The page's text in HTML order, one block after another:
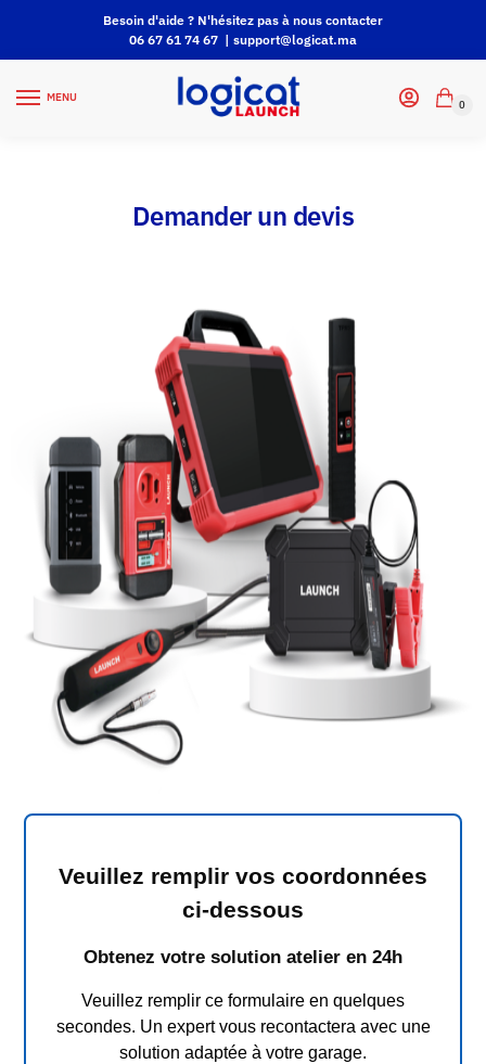
Besoin d'aide ? N'hésitez pas à nous contacter
06 67 61 74 67 | support@logicat.ma
MENU
0
Demander un devis
Veuillez remplir vos coordonnées
ci-dessous
Obtenez votre solution atelier en 24h
Veuillez remplir ce formulaire en quelques
secondes. Un expert vous recontactera avec une
solution adaptée à votre garage.